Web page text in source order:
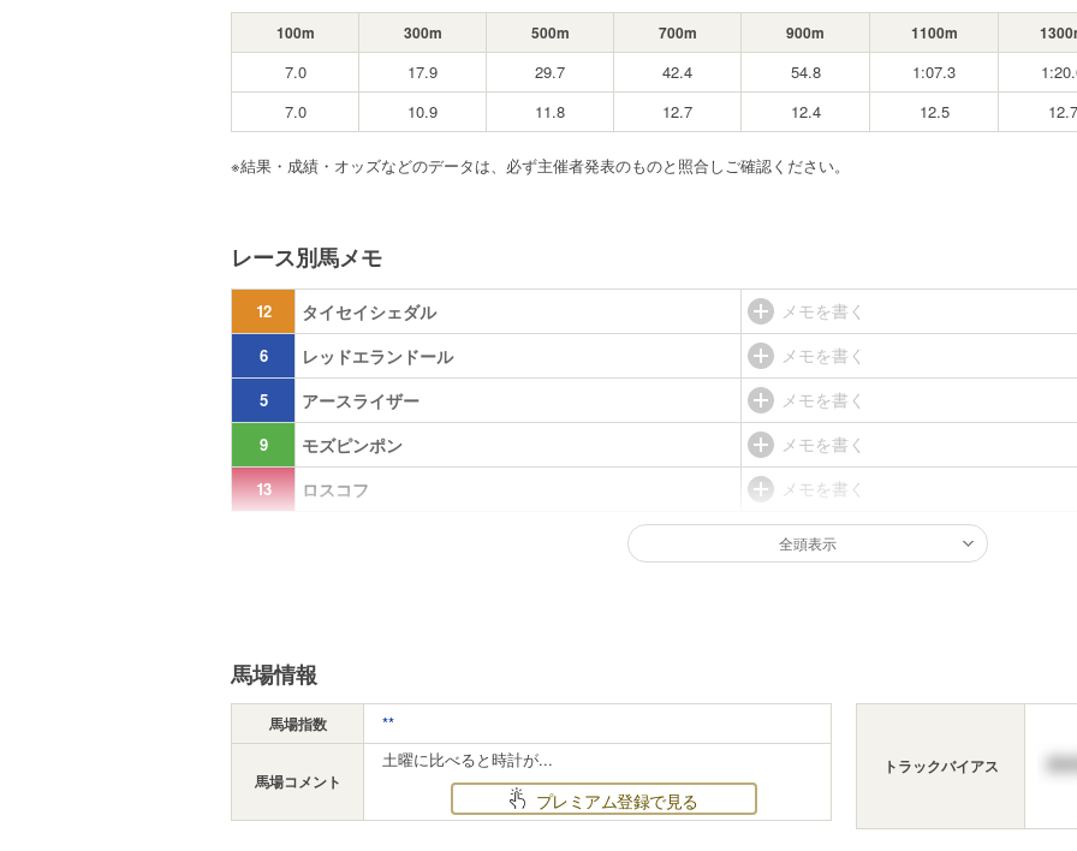
100m 300m 500m 700m 900m 1100m
7.0 17.9 29.7 42.4 54.8 1:07.3
7.0
10.9 11.8 12.7 12.4 12.5 12.7
※結果・成績・オッズなどのデータは、必ず主催者発表のものと照合しご確認ください。
レース別馬メモ
12 タイセイシェダル メモを書く
6 レッドエランドール メモを書く
5 アースライザー メモを書く
9 モズピンポン メモを書く
13 ロスコフ メモを書く
全頭表示
馬場情報
馬場指数 **
馬場コメント
土曜に比べると時計が...
プレミアム登録で見る
トラックバイアス